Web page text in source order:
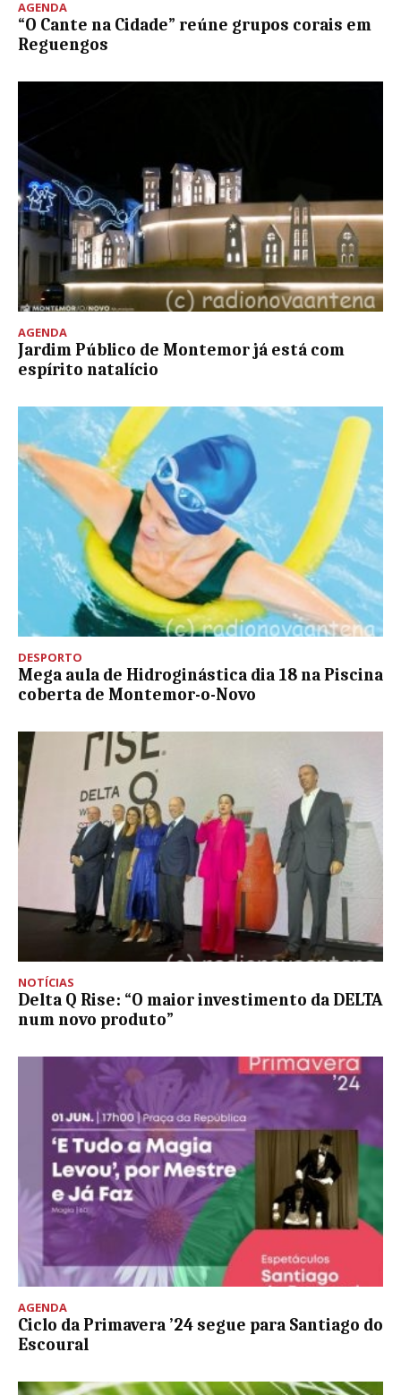
AGENDA
“O Cante na Cidade” reúne grupos corais em
Reguengos
AGENDA
Jardim Público de Montemor já está com
espírito natalício
DESPORTO
Mega aula de Hidroginástica dia 18 na Piscina
coberta de Montemor-o-Novo
NOTÍCIAS
Delta Q Rise: “O maior investimento da DELTA
num novo produto”
AGENDA
Ciclo da Primavera ’24 segue para Santiago do
Escoural